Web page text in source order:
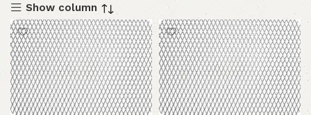
Show column